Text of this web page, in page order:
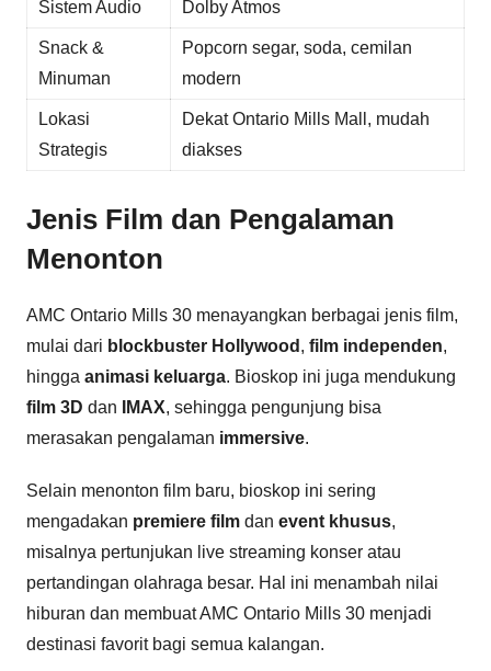
Sistem Audio Dolby Atmos
Snack &
Minuman
Popcorn segar, soda, cemilan
modern
Lokasi
Strategis
Dekat Ontario Mills Mall, mudah
diakses
Jenis Film dan Pengalaman
Menonton
AMC Ontario Mills 30 menayangkan berbagai jenis film,
mulai dari blockbuster Hollywood , film independen,
hingga animasi keluarga. Bioskop ini juga mendukung
film 3D dan IMAX, sehingga pengunjung bisa
merasakan pengalaman immersive.
Selain menonton film baru, bioskop ini sering
mengadakan premiere film dan event khusus,
misalnya pertunjukan live streaming konser atau
pertandingan olahraga besar. Hal ini menambah nilai
hiburan dan membuat AMC Ontario Mills 30 menjadi
destinasi favorit bagi semua kalangan.